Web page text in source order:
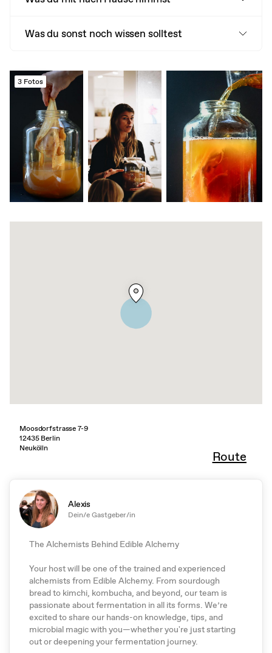
Was du sonst noch wissen solltest
3 Fotos
Moosdorfstrasse 7-9
12435 Berlin
Neukölln
Route
Alexis
Dein/e Gastgeber/in
The Alchemists Behind Edible Alchemy
Your host will be one of the trained and experienced
alchemists from Edible Alchemy. From sourdough
bread to kimchi, kombucha, and beyond, our team is
passionate about fermentation in all its forms. We’re
excited to share our hands-on knowledge, tips, and
microbial magic with you—whether you're just starting
out or deepening your fermentation journey.